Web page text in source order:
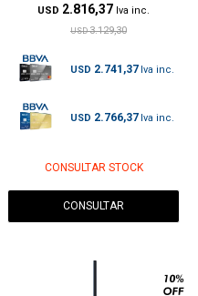
USD 2.816,37
USD 3.129,30
USD 2.741,37
USD 2.766,37
CONSULTAR STOCK
CONSULTAR